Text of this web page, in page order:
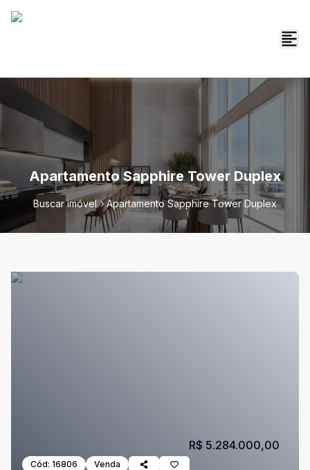
Apartamento Sapphire Tower Duplex
Buscar imóvel Apartamento Sapphire Tower Duplex
Cód: 16806 Venda
R$ 5.284.000,00